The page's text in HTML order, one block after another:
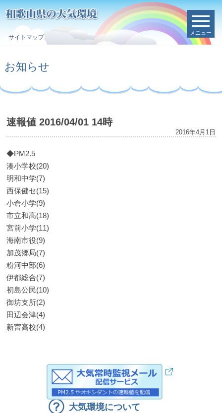
サイトマップ
メニュー
お知らせ
速報値 2016/04/01 14時
2016年4月1日
◆PM2.5
湊小学校(20)
明和中学(7)
西保健セ(15)
小倉小学(9)
市立和高(18)
宮前小学(11)
海南市役(9)
加茂郷局(7)
粉河中部(6)
伊都総合(7)
初島公民(10)
御坊支所(2)
田辺会津(4)
新宮高校(4)
大気環境について